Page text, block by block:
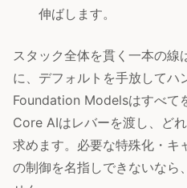
伸ばします。
スタック全体を貫く一本の線
に、デフォルトを手放してハ
Foundation Modelsはすべて
Core AIはレバーを渡し、ど
求めます。必要な特殊化・キ
の制御を名指しできないなら